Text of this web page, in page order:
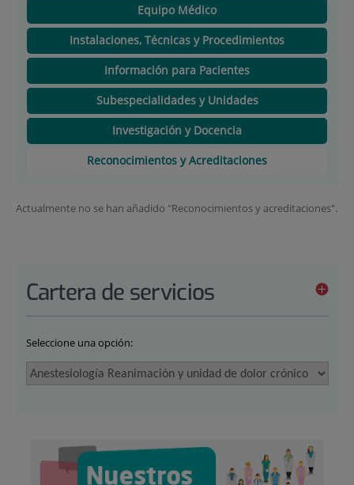
Equipo Médico
Instalaciones, Técnicas y Procedimientos
Información para Pacientes
Subespecialidades y Unidades
Investigación y Docencia
Reconocimientos y Acreditaciones
Actualmente no se han añadido "Reconocimientos y acreditaciones".
Cartera de servicios
Seleccione una opción: